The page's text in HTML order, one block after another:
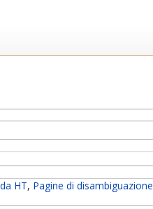
HT, Pagine di disambiguazione